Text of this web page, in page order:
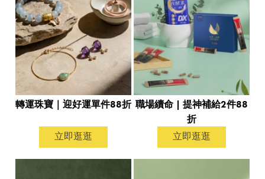
轉運珠寶｜迎好運單件88折
立即逛逛
職場續命 | 提神補給2件88
折
立即逛逛